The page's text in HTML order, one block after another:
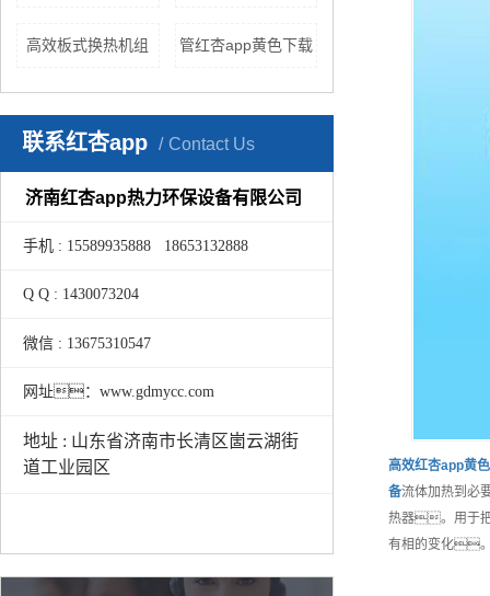
高效板式换热机组 管红杏app黄色下载
联系红杏app Contact Us
济南红杏app热力环保设备有限公司
手机 : 15589935888 18653132888
Q Q : 1430073204
微信 : 13675310547
网址：www.gdmycc.com
地址 : 山东省济南市长清区崮云湖街
道工业园区
高效红杏app黄
备流体加热到
热器。用于
有相的变化